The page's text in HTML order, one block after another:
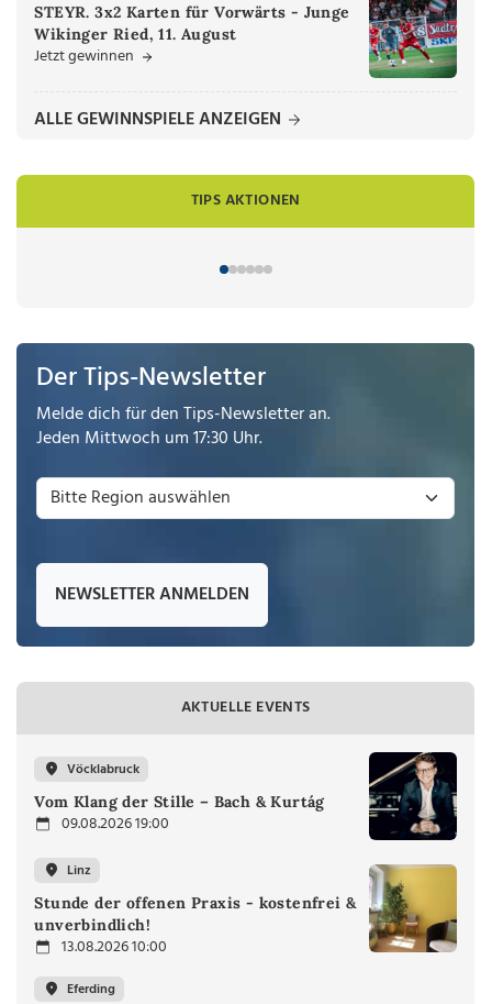
STEYR. 3x2 Karten für Vorwärts - Junge
Wikinger Ried, 11. August
Jetzt gewinnen
ALLE GEWINNSPIELE ANZEIGEN
TIPS AKTIONEN
Der Tips-Newsletter
Melde dich für den Tips-Newsletter an.
Jeden Mittwoch um 17:30 Uhr.
NEWSLETTER ANMELDEN
AKTUELLE EVENTS
Vöcklabruck
Vom Klang der Stille – Bach & Kurtág
09.08.2026 19:00
Linz
Stunde der offenen Praxis - kostenfrei &
unverbindlich!
13.08.2026 10:00
Eferding